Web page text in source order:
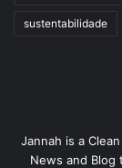
sustentabilidade
Jannah is a
News and